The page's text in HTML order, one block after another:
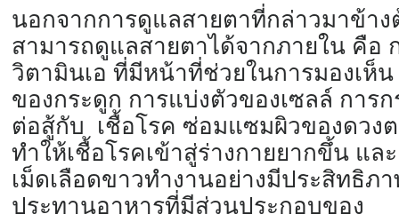
นอกจากการดูแลสายตาที่กล่าวมาข้า
สามารถดูแลสายตาได้จากภายใน คือ
วิตามินเอ ที่มีหน้าที่ช่วยในการมองเห็น
ของกระดูก การแบ่งตัวของเซลล์ การ
ต่อสู้กับ เชื้อโรค ซ่อมแซมผิวของดวง
ทำให้เชื้อโรคเข้าสู่ร่างกายยากขึ้น แล
เม็ดเลือดขาวทำงานอย่างมีประสิทธิภ
ประทานอาหารที่มีส่วนประกอบของ